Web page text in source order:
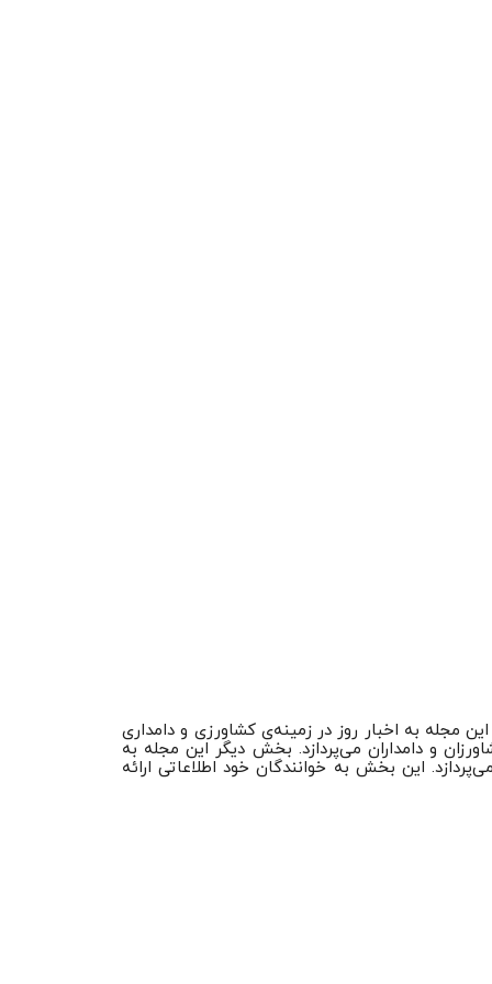
به اخبار روز در زمینه‌ی کشاورزی و دامداری
و دامداران می‌پردازد. بخش دیگر این مجله به
این بخش به خوانندگان خود اطلاعاتی ارائه